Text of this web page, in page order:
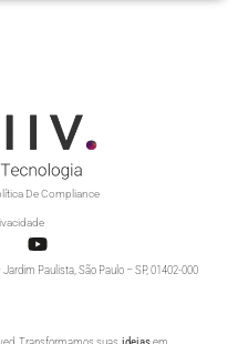
De Compliance
Paulista, São Paulo – SP, 01402-000